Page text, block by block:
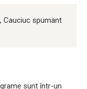
Cauciuc spumant
sunt într-un